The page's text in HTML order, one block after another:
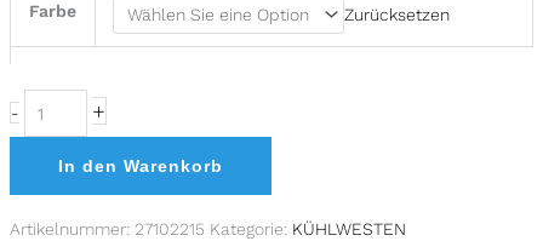
Farbe Zurücksetzen
- +
In den Warenkorb
Artikelnummer: 27102215 Kategorie: KÜHLWESTEN